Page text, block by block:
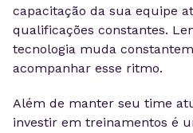
capacitação da sua equipe
qualificações constantes.
tecnologia muda
acompanhar esse ritmo.
Além de manter seu time
investir em treinamentos é